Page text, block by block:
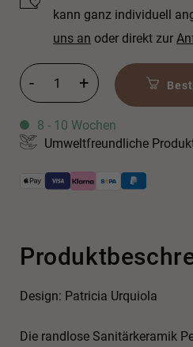
kann ganz individuell
uns an oder direkt zur
Pear 2 Toilette Menge
8 - 10 Wochen
Umweltfreundliche
Design: Patricia Urquiola
Die randlose Sanitärkeramik